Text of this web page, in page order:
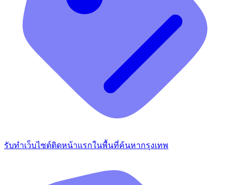
รับทำเว็บไซต์ติดหน้าแรกในพื้นที่ค้นหากรุงเทพ